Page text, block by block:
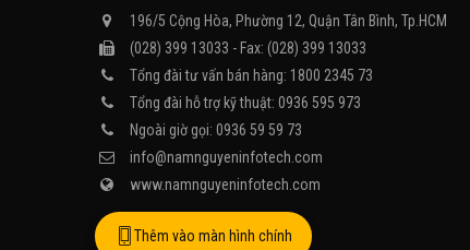
196/5 Cộng Hòa, Phường 12, Quận Tân Bình, Tp.HCM
(028) 399 13033 - Fax: (028) 399 13033
Tổng đài tư vấn bán hàng: 1800 2345 73
Tổng đài hỗ trợ kỹ thuật: 0936 595 973
Ngoài giờ gọi: 0936 59 59 73
info@namnguyeninfotech.com
www.namnguyeninfotech.com
Thêm vào màn hình chính